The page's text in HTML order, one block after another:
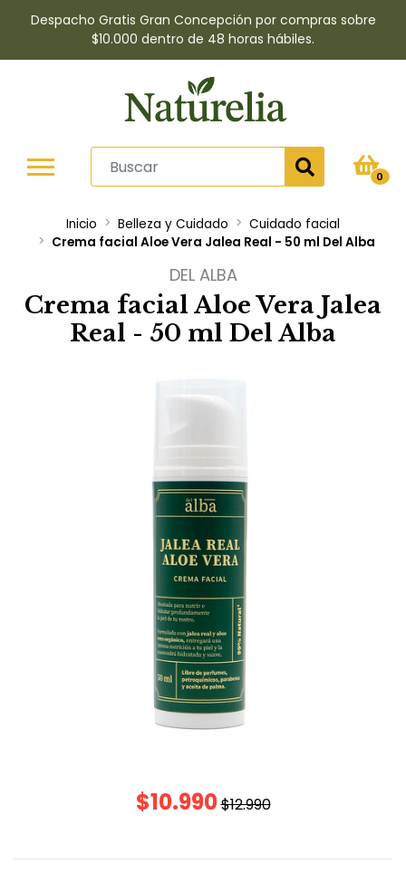
Despacho Gratis Gran Concepción por compras sobre
$10.000 dentro de 48 horas hábiles.
0
Inicio Belleza y Cuidado
Cuidado facial
Crema facial Aloe Vera Jalea Real - 50 ml Del Alba
DEL ALBA
Crema facial Aloe Vera Jalea
Real - 50 ml Del Alba
$10.990$12.990